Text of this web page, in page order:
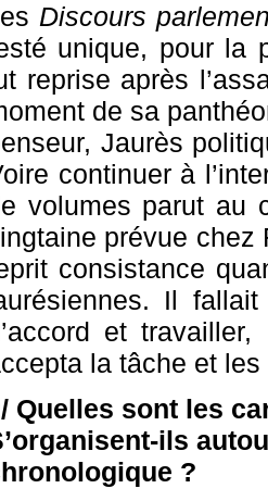
Discours
unique, pour la
reprise après
de sa
Jaurès
continuer à
volumes parut au
prévue chez
consistance
Il
et
la tâche et
Quelles sont les
ils
?